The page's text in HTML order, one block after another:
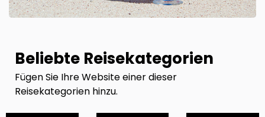
Beliebte Reisekategorien
Fügen Sie Ihre Website einer dieser
Reisekategorien hinzu.